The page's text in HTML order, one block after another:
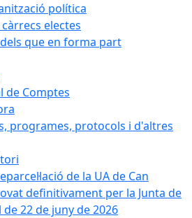
política
electes
que en forma part
de Comptes
programes, protocols i d'altres
de la UA de Can
definitivament per la Junta de
de 22 de juny de 2026